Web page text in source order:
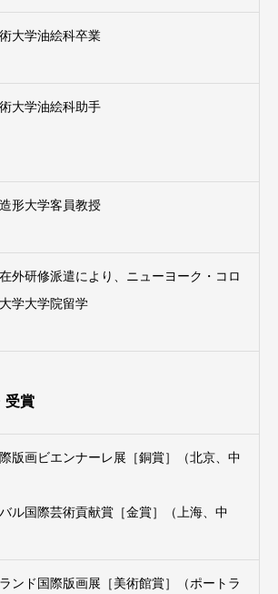
大学油絵科卒業
大学油絵科助手
形大学客員教授
外研修派遣により、ニューヨーク・コロ
学大学院留学
受賞
版画ビエンナーレ展［銅賞］（北京、中
ル国際芸術貢献賞［金賞］（上海、中
ンド国際版画展［美術館賞］（ポートラ